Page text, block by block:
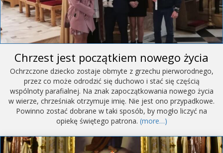
Chrzest jest początkiem nowego życia
Ochrzczone dziecko zostaje obmyte z grzechu pierworodnego,
przez co może odrodzić się duchowo i stać się częścią
wspólnoty parafialnej. Na znak zapoczątkowania nowego życia
w wierze, chrześniak otrzymuje imię. Nie jest ono przypadkowe.
Powinno zostać dobrane w taki sposób, by mogło liczyć na
opiekę świętego patrona. (more…)